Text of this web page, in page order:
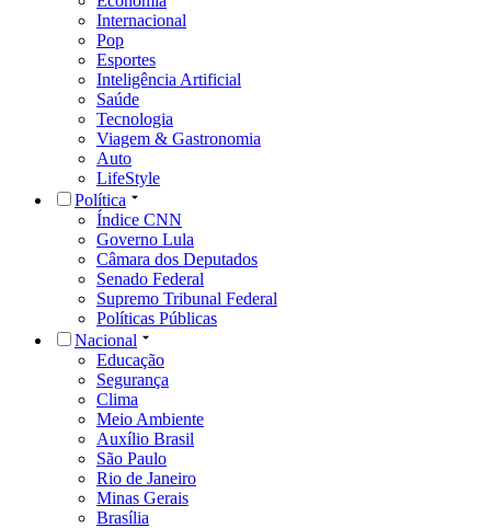
Internacional
Pop
Esportes
Inteligência Artificial
Saúde
Tecnologia
Viagem & Gastronomia
Auto
LifeStyle
Política
Índice CNN
Governo Lula
Câmara dos Deputados
Senado Federal
Supremo Tribunal Federal
Políticas Públicas
Nacional
Educação
Segurança
Clima
Meio Ambiente
Auxílio Brasil
São Paulo
Rio de Janeiro
Minas Gerais
Brasília